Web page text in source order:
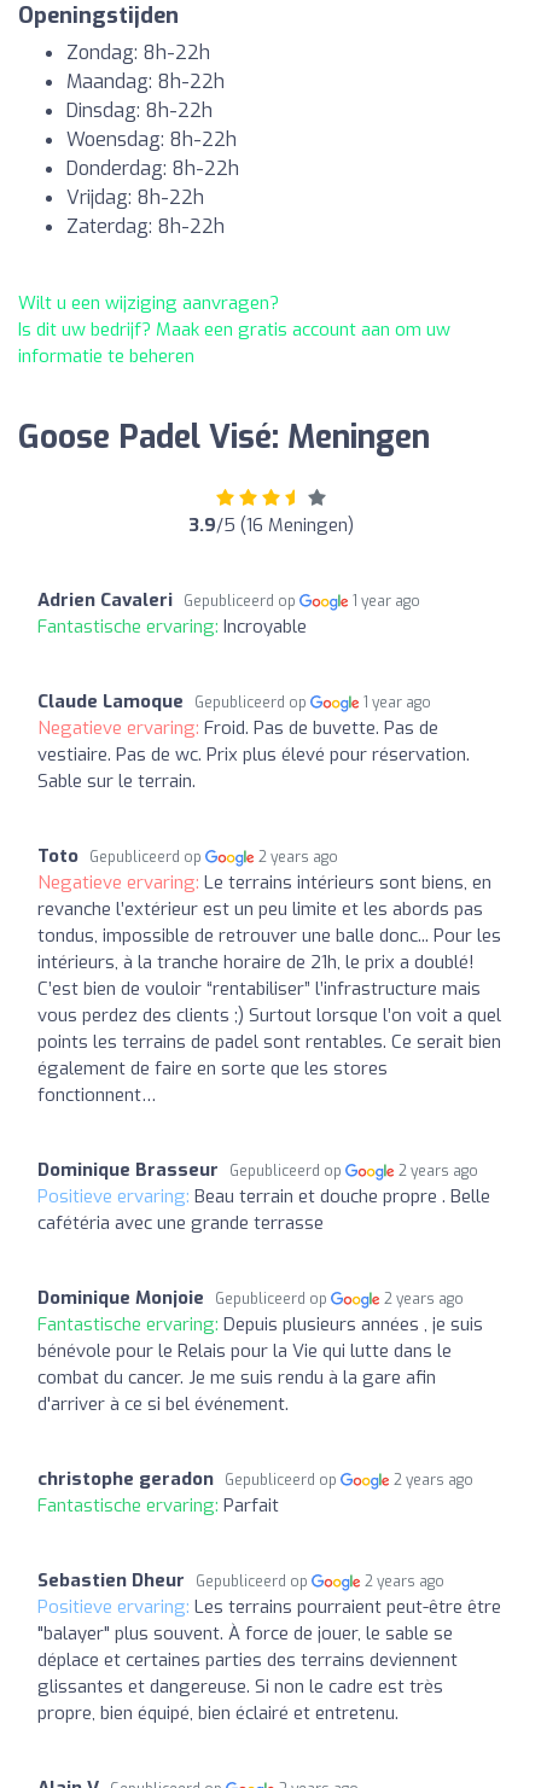
Openingstijden
Zondag: 8h-22h
Maandag: 8h-22h
Dinsdag: 8h-22h
Woensdag: 8h-22h
Donderdag: 8h-22h
Vrijdag: 8h-22h
Zaterdag: 8h-22h
Wilt u een wijziging aanvragen?
Is dit uw bedrijf? Maak een gratis account aan om uw
informatie te beheren
Goose Padel Visé: Meningen
3.9/5 (16 Meningen)
Adrien Cavaleri Gepubliceerd op 1 year ago
Fantastische ervaring: Incroyable
Claude Lamoque Gepubliceerd op 1 year ago
Negatieve ervaring: Froid. Pas de buvette. Pas de
vestiaire. Pas de wc. Prix plus élevé pour réservation.
Sable sur le terrain.
Toto Gepubliceerd op 2 years ago
Negatieve ervaring: Le terrains intérieurs sont biens, en
revanche l’extérieur est un peu limite et les abords pas
tondus, impossible de retrouver une balle donc... Pour les
intérieurs, à la tranche horaire de 21h, le prix a doublé!
C’est bien de vouloir “rentabiliser” l’infrastructure mais
vous perdez des clients ;) Surtout lorsque l’on voit a quel
points les terrains de padel sont rentables. Ce serait bien
également de faire en sorte que les stores
fonctionnent…
Dominique Brasseur Gepubliceerd op 2 years ago
Positieve ervaring: Beau terrain et douche propre . Belle
cafétéria avec une grande terrasse
Dominique Monjoie Gepubliceerd op 2 years ago
Fantastische ervaring: Depuis plusieurs années , je suis
bénévole pour le Relais pour la Vie qui lutte dans le
combat du cancer. Je me suis rendu à la gare afin
d'arriver à ce si bel événement.
christophe geradon Gepubliceerd op 2 years ago
Fantastische ervaring: Parfait
Sebastien Dheur Gepubliceerd op 2 years ago
Positieve ervaring: Les terrains pourraient peut-être être
"balayer" plus souvent. À force de jouer, le sable se
déplace et certaines parties des terrains deviennent
glissantes et dangereuse. Si non le cadre est très
propre, bien équipé, bien éclairé et entretenu.